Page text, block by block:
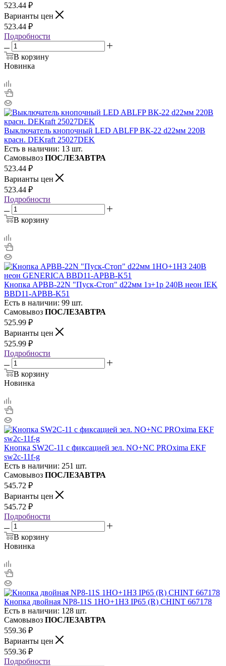
523.44 ₽
Варианты цен
523.44 ₽
Подробности
В корзину
Новинка
Выключатель кнопочный LED ABLFP ВК-22 d22мм 220В
красн. DEKraft 25027DEK
Есть в наличии: 13 шт.
Самовывоз ПОСЛЕЗАВТРА
523.44 ₽
Варианты цен
523.44 ₽
Подробности
В корзину
Кнопка APBB-22N "Пуск-Стоп" d22мм 1з+1р 240В неон IEK
BBD11-APBB-K51
Есть в наличии: 99 шт.
Самовывоз ПОСЛЕЗАВТРА
525.99 ₽
Варианты цен
525.99 ₽
Подробности
В корзину
Новинка
Кнопка SW2C-11 с фиксацией зел. NO+NC PROxima EKF
sw2c-11f-g
Есть в наличии: 251 шт.
Самовывоз ПОСЛЕЗАВТРА
545.72 ₽
Варианты цен
545.72 ₽
Подробности
В корзину
Новинка
Кнопка двойная NP8-11S 1НО+1НЗ IP65 (R) CHINT 667178
Есть в наличии: 128 шт.
Самовывоз ПОСЛЕЗАВТРА
559.36 ₽
Варианты цен
559.36 ₽
Подробности